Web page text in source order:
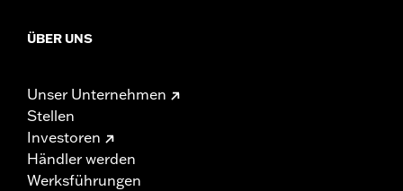
ÜBER UNS
Unser Unternehmen
Stellen
Investoren
Händler werden
Werksführungen